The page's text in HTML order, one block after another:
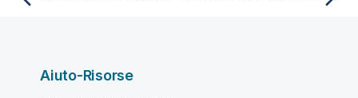
Aiuto-Risorse